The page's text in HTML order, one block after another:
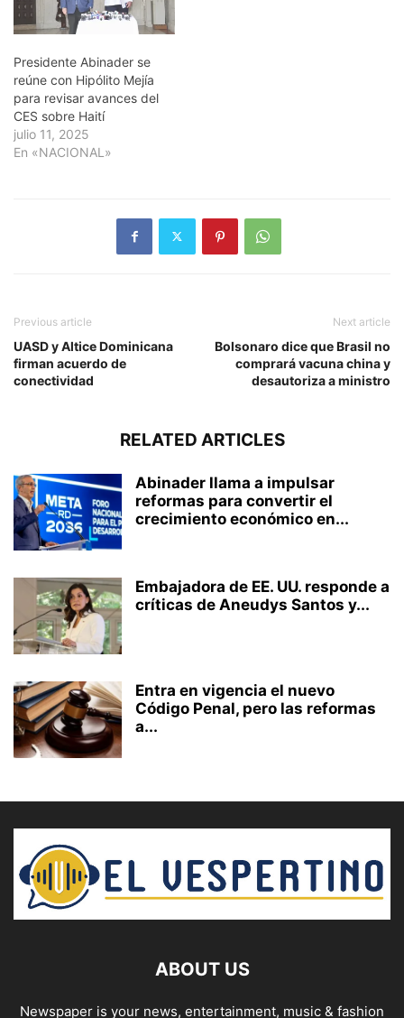
Presidente Abinader se
reúne con Hipólito Mejía
para revisar avances del
CES sobre Haití
julio 11, 2025
En «NACIONAL»
Previous article
UASD y Altice Dominicana
firman acuerdo de
conectividad
Next article
Bolsonaro dice que Brasil no
comprará vacuna china y
desautoriza a ministro
RELATED ARTICLES
Abinader llama a impulsar
reformas para convertir el
crecimiento económico en...
Embajadora de EE. UU. responde a
críticas de Aneudys Santos y...
Entra en vigencia el nuevo
Código Penal, pero las reformas
a...
ABOUT US
Newspaper is your news, entertainment, music & fashion